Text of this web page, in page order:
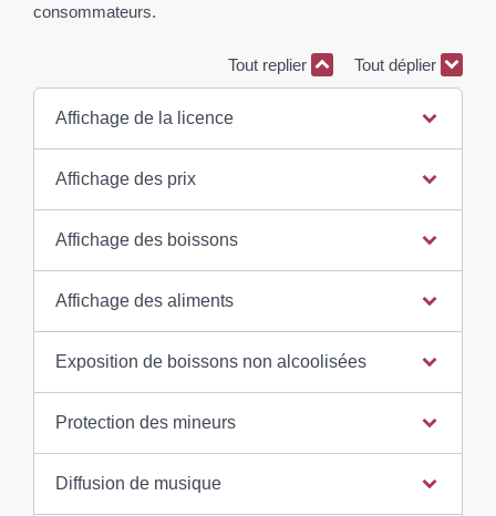
consommateurs.
Tout replier Tout déplier
Affichage de la licence
Affichage des prix
Affichage des boissons
Affichage des aliments
Exposition de boissons non alcoolisées
Protection des mineurs
Diffusion de musique